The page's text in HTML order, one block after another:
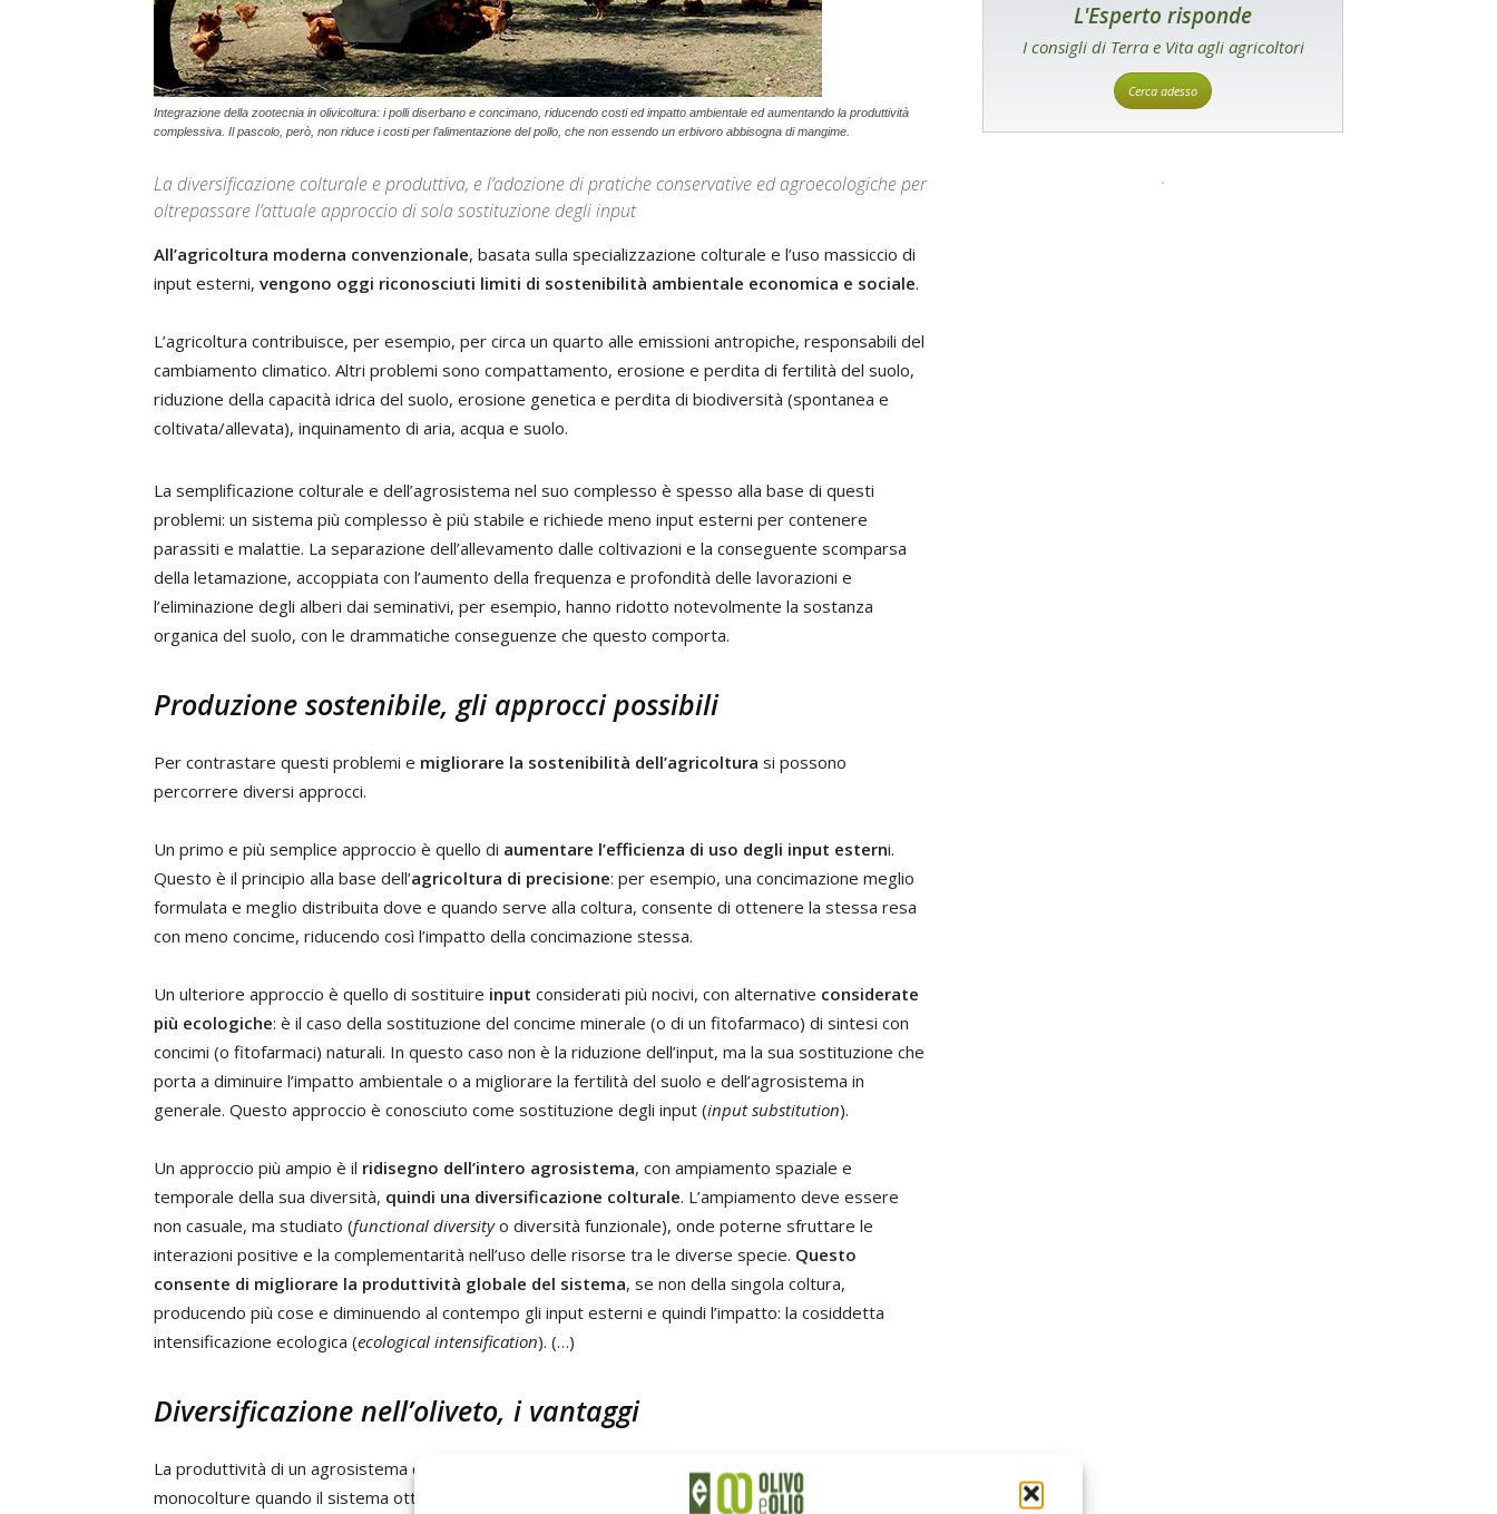
Integrazione della zootecnia in olivicoltura: i polli diserbano e concimano, riducendo costi ed impatto ambientale ed aumentando la produttività
complessiva. Il pascolo, però, non riduce i costi per l’alimentazione del pollo, che non essendo un erbivoro abbisogna di mangime.
La diversificazione colturale e produttiva, e l’adozione di pratiche conservative ed agroecologiche per
oltrepassare l’attuale approccio di sola sostituzione degli input
All’agricoltura moderna convenzionale, basata sulla specializzazione colturale e l’uso massiccio di
input esterni, vengono oggi riconosciuti limiti di sostenibilità ambientale economica e sociale.
L’agricoltura contribuisce, per esempio, per circa un quarto alle emissioni antropiche, responsabili del
cambiamento climatico. Altri problemi sono compattamento, erosione e perdita di fertilità del suolo,
riduzione della capacità idrica del suolo, erosione genetica e perdita di biodiversità (spontanea e
coltivata/allevata), inquinamento di aria, acqua e suolo.
La semplificazione colturale e dell’agrosistema nel suo complesso è spesso alla base di questi
problemi: un sistema più complesso è più stabile e richiede meno input esterni per contenere
parassiti e malattie. La separazione dell’allevamento dalle coltivazioni e la conseguente scomparsa
della letamazione, accoppiata con l’aumento della frequenza e profondità delle lavorazioni e
l’eliminazione degli alberi dai seminativi, per esempio, hanno ridotto notevolmente la sostanza
organica del suolo, con le drammatiche conseguenze che questo comporta.
Produzione sostenibile, gli approcci possibili
Per contrastare questi problemi e migliorare la sostenibilità dell’agricoltura si possono
percorrere diversi approcci.
Un primo e più semplice approccio è quello di aumentare l’efficienza di uso degli input esterni.
Questo è il principio alla base dell’agricoltura di precisione: per esempio, una concimazione meglio
formulata e meglio distribuita dove e quando serve alla coltura, consente di ottenere la stessa resa
con meno concime, riducendo così l’impatto della concimazione stessa.
Un ulteriore approccio è quello di sostituire input considerati più nocivi, con alternative considerate
più ecologiche: è il caso della sostituzione del concime minerale (o di un fitofarmaco) di sintesi con
concimi (o fitofarmaci) naturali. In questo caso non è la riduzione dell’input, ma la sua sostituzione che
porta a diminuire l’impatto ambientale o a migliorare la fertilità del suolo e dell’agrosistema in
generale. Questo approccio è conosciuto come sostituzione degli input (input substitution).
Un approccio più ampio è il ridisegno dell’intero agrosistema, con ampiamento spaziale e
temporale della sua diversità, quindi una diversificazione colturale. L’ampiamento deve essere
non casuale, ma studiato (functional diversityo diversità funzionale), onde poterne sfruttare le
interazioni positive e la complementarità nell’uso delle risorse tra le diverse specie. Questo
consente di migliorare la produttività globale del sistema, se non della singola coltura,
producendo più cose e diminuendo al contempo gli input esterni e quindi l’impatto: la cosiddetta
intensificazione ecologica (ecological intensification). (…)
Diversificazione nell’oliveto, i vantaggi
La produttività di un agrosistema diversificato è superiore rispetto alla somma delle rispettive
monocolture quando il sistema ottimizza l’uso delle risorse naturali, quali acqua, luce e nutrienti, e
L'Esperto risponde
I consigli di Terra e Vita agli agricoltori
Cerca adesso